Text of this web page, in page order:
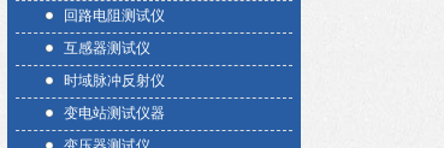
回路电阻测试仪
互感器测试仪
时域脉冲反射仪
变电站测试仪器